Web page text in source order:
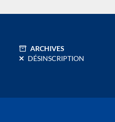
ARCHIVES
DÉSINSCRIPTION